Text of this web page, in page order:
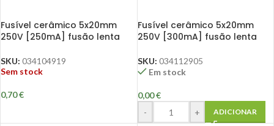
Fusível cerâmico 5x20mm
250V [250mA] fusão lenta
SKU: 034104919
Sem stock
0,70€
Fusível cerâmico 5x20mm
250V [300mA] fusão lenta
SKU: 034112905
Em stock
0,00€
-
+ ADICIONAR